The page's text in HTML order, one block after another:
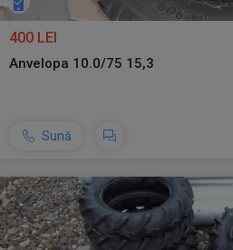
400 LEI
Anvelopa 10.0/75 15,3
Sună